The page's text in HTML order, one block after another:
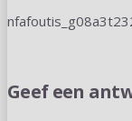
nfafoutis_g08a3t23
Geef een